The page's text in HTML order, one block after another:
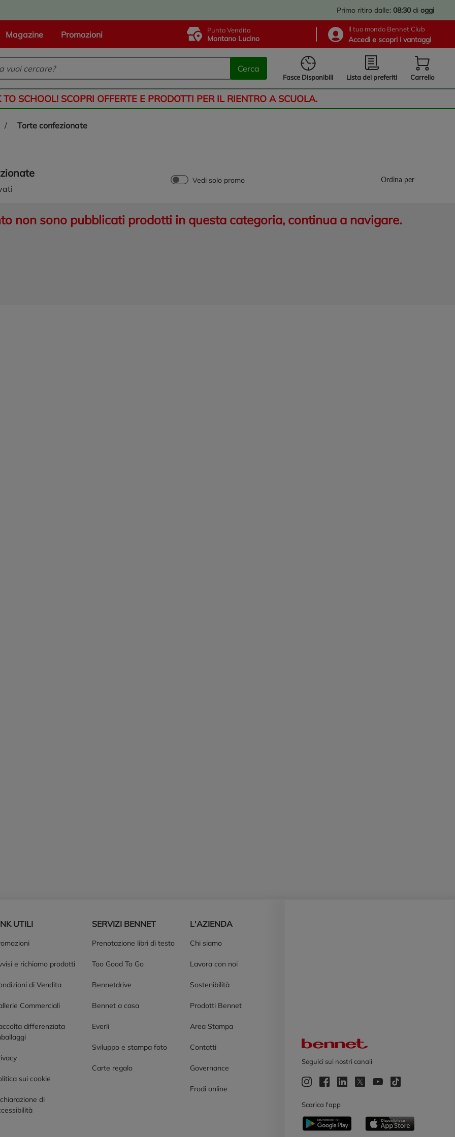
Primo ritiro dalle: 08:30 di oggi
Magazine Promozioni Punto Vendita
Montano Lucino
Il tuo mondo Bennet Club
Accedi e scopri i vantaggi
Cerca
Fasce Disponibili Lista dei preferiti Carrello
SCHOOL! SCOPRI OFFERTE E PRODOTTI PER IL RIENTRO A SCUOLA.
/ torte confezionate
Vedi solo promo Ordina per
non sono pubblicati prodotti in questa categoria, continua a navigare.
UTILI
e richiamo prodotti
di Vendita
Commerciali
differenziata
sui cookie
di
SERVIZI BENNET
Prenotazione libri di testo
Too Good To Go
Bennetdrive
Bennet a casa
Everli
Sviluppo e stampa foto
Carte regalo
L'AZIENDA
Chi siamo
Lavora con noi
Sostenibilità
Prodotti Bennet
Area Stampa
Contatti
Governance
Frodi online
Seguici sui nostri canali
Scarica l'app